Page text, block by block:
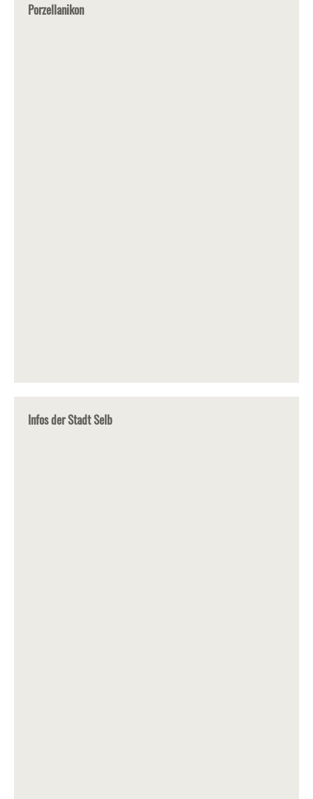
Porzellanikon
Infos der Stadt Selb